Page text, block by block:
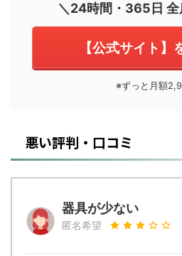
＼24時間・365日 全
【公式サイト】
※ずっと月額
悪い評判・口コミ
器具が少ない
匿名希望